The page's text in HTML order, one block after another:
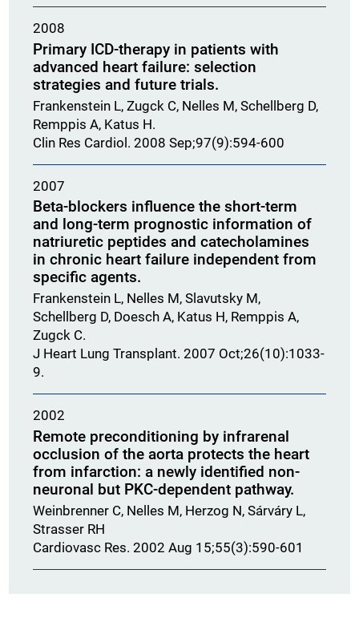
2008
Primary ICD-therapy in patients with
advanced heart failure: selection
strategies and future trials.
Frankenstein L, Zugck C, Nelles M, Schellberg D,
Remppis A, Katus H.
Clin Res Cardiol. 2008 Sep;97(9):594-600
2007
Beta-blockers influence the short-term
and long-term prognostic information of
natriuretic peptides and catecholamines
in chronic heart failure independent from
specific agents.
Frankenstein L, Nelles M, Slavutsky M,
Schellberg D, Doesch A, Katus H, Remppis A,
Zugck C.
J Heart Lung Transplant. 2007 Oct;26(10):1033-
9.
2002
Remote preconditioning by infrarenal
occlusion of the aorta protects the heart
from infarction: a newly identified non-
neuronal but PKC-dependent pathway.
Weinbrenner C, Nelles M, Herzog N, Sárváry L,
Strasser RH
Cardiovasc Res. 2002 Aug 15;55(3):590-601